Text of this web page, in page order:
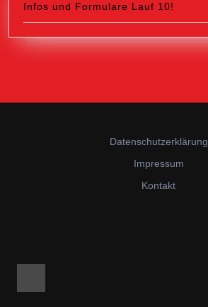
Infos und Formulare Lauf 10!
Datenschutzerklärung
Impressum
Kontakt